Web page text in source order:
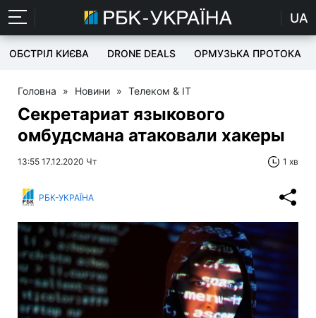
UA
ОБСТРІЛ КИЄВА DRONE DEALS ОРМУЗЬКА ПРОТОКА
Головна » Новини » Телеком & IT
Секретариат языкового
омбудсмана атаковали хакеры
13:55 17.12.2020 Чт 1 хв
РБК-УКРАЇНА